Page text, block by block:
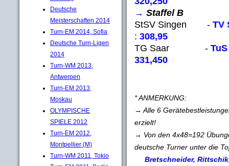
Deutsche
Meisterschaften 2014
Turn-EM 2014, Sofia
Deutsche Turn-Ligen
2014
Turn-WM 2013,
Antwerpen
Turn-EM 2013,
Moskau
OLYMPISCHE
SPIELE 2012
Turn-EM 2012,
Montpellier (M)
Turn-WM 2011, Tokio
→ Staffel B
StSV Singen - TV
: 308,95
TG Saar -
331,450
* ANMERKUNG:
→ Alle 6
erzielt!
→ Von den 4x48=192
deutsche Turner unter die
Bretschneider,